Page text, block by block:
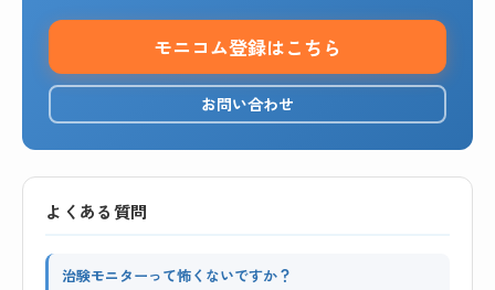
モニコム登録はこちら
お問い合わせ
よくある質問
治験モニターって怖くないですか？